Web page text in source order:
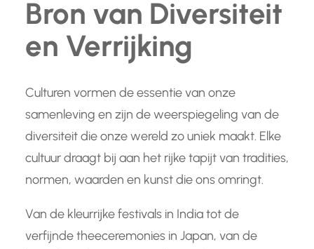
Bron van Diversiteit
en Verrijking
Culturen vormen de essentie van onze
samenleving en zijn de weerspiegeling van de
diversiteit die onze wereld zo uniek maakt. Elke
cultuur draagt bij aan het rijke tapijt van tradities,
normen, waarden en kunst die ons omringt.
Van de kleurrijke festivals in India tot de
verfijnde theeceremonies in Japan, van de